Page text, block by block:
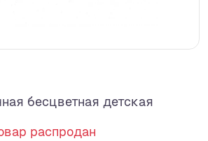
бесцветная детская
распродан